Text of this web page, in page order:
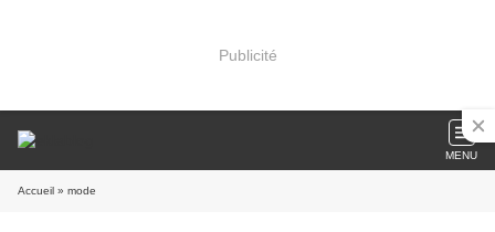
Publicité
MENU
Accueil » mode